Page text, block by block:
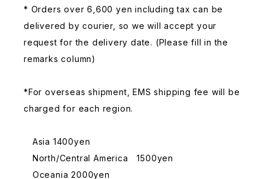
* Orders over 6,600 yen including tax can be
delivered by courier, so we will accept your
request for the delivery date. (Please fill in the
remarks column)
*For overseas shipment, EMS shipping fee will be
charged for each region.
Asia 1400yen
North/Central America 1500yen
Oceania 2000yen